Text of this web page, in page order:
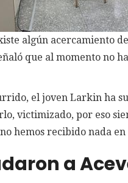
algún acercamiento
que al momento no
el joven Larkin ha
victimizado, por eso
hemos recibido nada
a